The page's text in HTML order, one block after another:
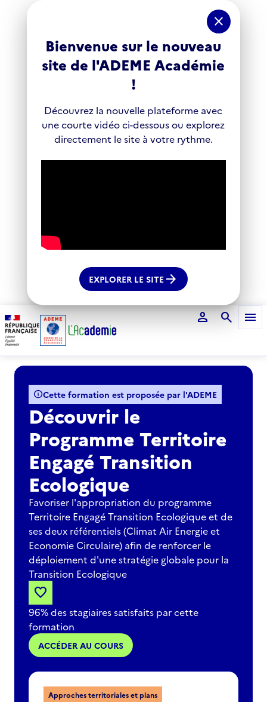
close
Bienvenue sur le nouveau
site de l'ADEME Académie
!
Découvrez la nouvelle plateforme avec
une courte vidéo ci-dessous ou explorez
directement le site à votre rythme.
EXPLORER LE SITEarrow_forward
person search menu
Voir le fil d'Ariane
infoCette formation est proposée par l'ADEME
Découvrir le
Programme Territoire
Engagé Transition
Ecologique
Favoriser l'appropriation du programme
Territoire Engagé Transition Ecologique et de
ses deux référentiels (Climat Air Energie et
Economie Circulaire) afin de renforcer le
déploiement d'une stratégie globale pour la
Transition Ecologique
favorite
96% des stagiaires satisfaits par cette
formation
ACCÉDER AU COURS
Approches territoriales et plans